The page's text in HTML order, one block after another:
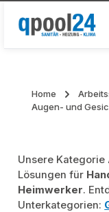
Zum Hauptinhalt
Home
Augen- und
Unsere Kategorie
Lösungen für
Heimwerker.
Unterkategorien: